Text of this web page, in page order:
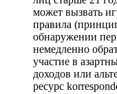
может вызвать
правила
обнаружении
немедленно
участие в
доходов или
ресурс